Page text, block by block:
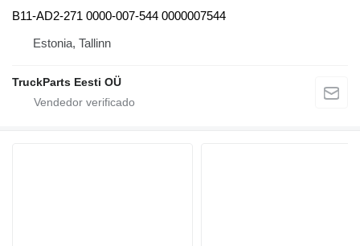
B11-AD2-271 0000-007-544 0000007544
Estonia, Tallinn
TruckParts Eesti OÜ